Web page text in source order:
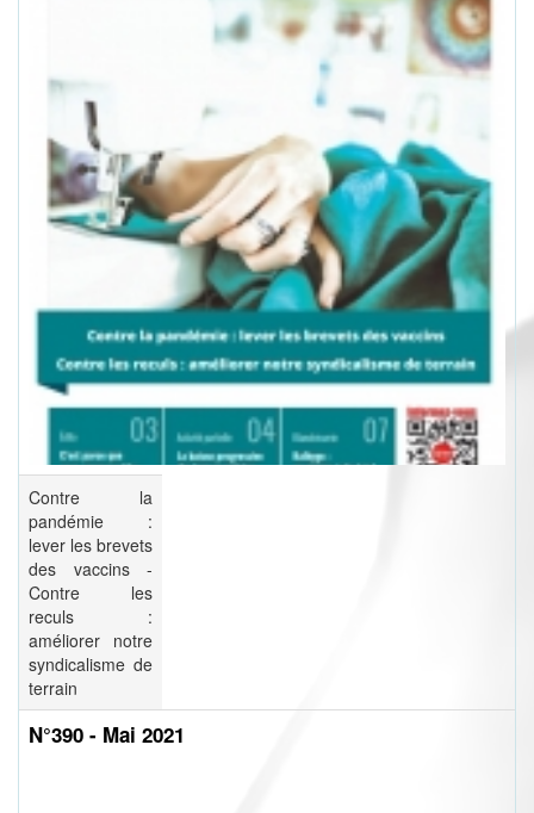
Contre la
pandémie :
lever les brevets
des vaccins -
Contre les
reculs :
améliorer notre
syndicalisme de
terrain
N°390 - Mai 2021